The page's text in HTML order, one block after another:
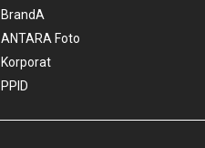
BrandA
ANTARA Foto
Korporat
PPID